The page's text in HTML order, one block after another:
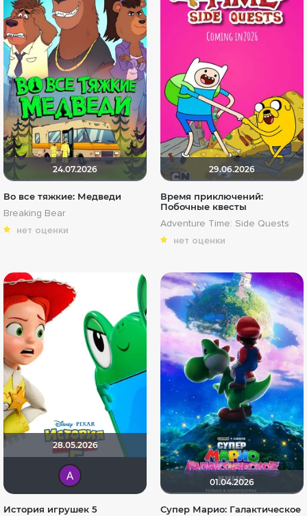
24.07.2026
Во все тяжкие: Медведи
Breaking Bear
нет оценки
29.06.2026
Время приключений:
Побочные квесты
Adventure Time: Side Quests
нет оценки
28.05.2026
Анатолий Ш
История игрушек 5
01.04.2026
Супер Марио: Галактическое